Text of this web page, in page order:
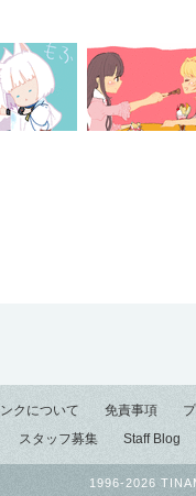
クについて 免責事項
スタッフ募集 Staff Blog
1996-2026